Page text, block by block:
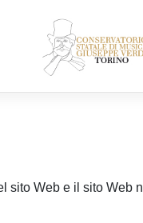
sito Web e il sito